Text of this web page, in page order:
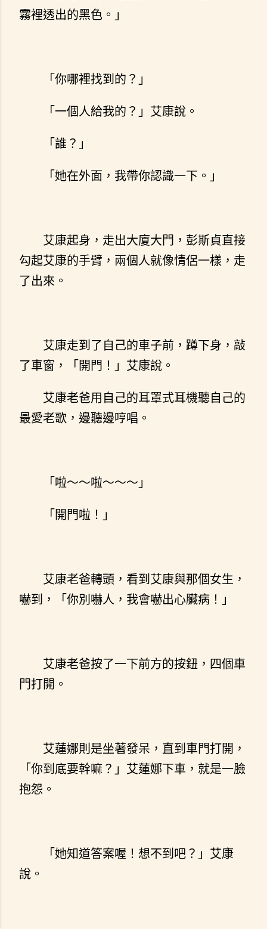
霧裡透出的黑色。」
「你哪裡找到的？」
「一個人給我的？」艾康說。
「誰？」
「她在外面，我帶你認識一下。」
艾康起身，走出大廈大門，彭斯貞直接
勾起艾康的手臂，兩個人就像情侶一樣，走
了出來。
艾康走到了自己的車子前，蹲下身，敲
了車窗，「開門！」艾康說。
艾康老爸用自己的耳罩式耳機聽自己的
最愛老歌，邊聽邊哼唱。
「啦～～啦～～～」
「開門啦！」
艾康老爸轉頭，看到艾康與那個女生，
嚇到，「你別嚇人，我會嚇出心臟病！」
艾康老爸按了一下前方的按鈕，四個車
門打開。
艾蓮娜則是坐著發呆，直到車門打開，
「你到底要幹嘛？」艾蓮娜下車，就是一臉
抱怨。
「她知道答案喔！想不到吧？」艾康
說。